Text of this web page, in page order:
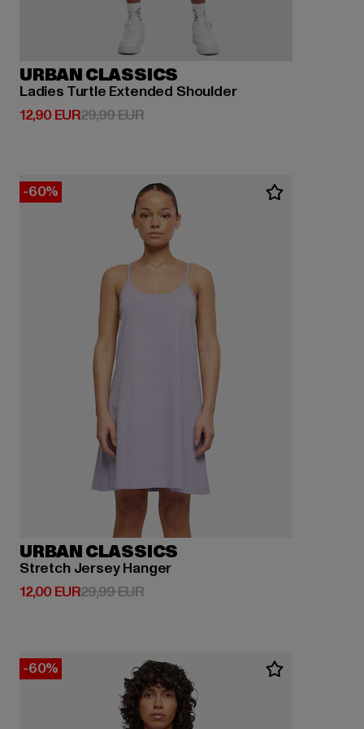
URBAN CLASSICS
Ladies Turtle Extended Shoulder
12,90 EUR
Derzeitiger Preis: 12,90 EUR
29,99 EURAktionspreis: 29,99 EUR
-60%
URBAN CLASSICS
Stretch Jersey Hanger
12,00 EUR
Derzeitiger Preis: 12,00 EUR
29,99 EURAktionspreis: 29,99 EUR
-60%